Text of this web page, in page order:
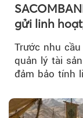
gửi linh
Trước nhu
quản lý tài
đảm bảo tính